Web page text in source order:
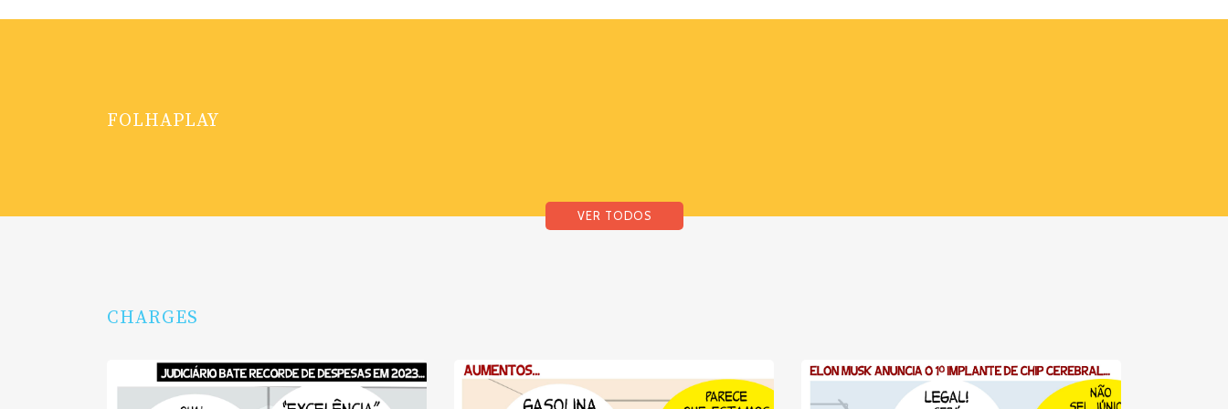
FOLHAPLAY
VER TODOS
CHARGES